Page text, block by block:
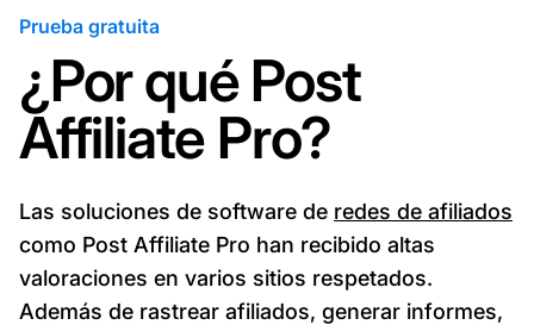
Prueba gratuita
¿Por qué Post
Affiliate Pro?
Las soluciones de software de redes de afiliados
como Post Affiliate Pro han recibido altas
valoraciones en varios sitios respetados.
Además de rastrear afiliados, generar informes,